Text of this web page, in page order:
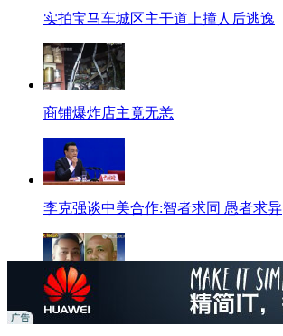
实拍宝马车城区主干道上撞人后逃逸
商铺爆炸店主竟无恙
李克强谈中美合作:智者求同 愚者求异
机长与恐怖分子同窗